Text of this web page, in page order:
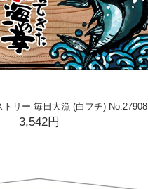
トリー 毎日大漁 (白フチ) No.27908
3,542円